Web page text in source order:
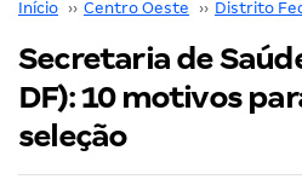
Início ›› Centro Oeste ›› Distrito
Secretaria de
DF): 10 motivos
seleção